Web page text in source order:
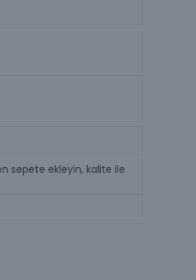
sepete ekleyin, kalite ile